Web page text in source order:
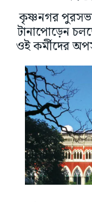
কৃষ্ণনগর
টানাপোড়েন
ওই কর্মীদের